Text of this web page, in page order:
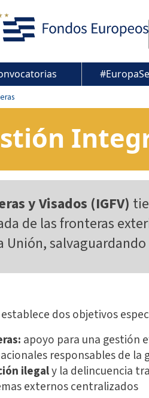
y Visados (IGFV)
de las fronteras
establece dos objetivos
apoyo para una gestión
responsables de
ilegaly la delincuencia
externos centralizados